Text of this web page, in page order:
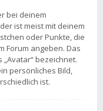
bei deinem
ist meist mit deinem
oder Punkte, die
Forum angeben. Das
bezeichnet.
persönliches Bild,
ist.